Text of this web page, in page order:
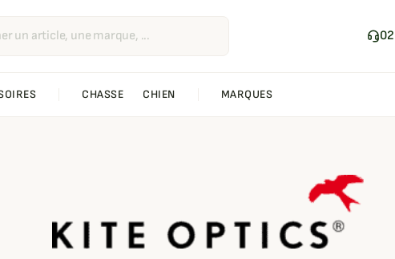
CHASSE CHIEN MARQUES